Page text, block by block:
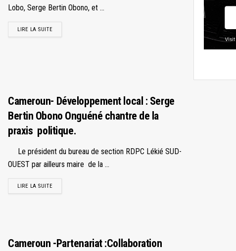
Lobo, Serge Bertin Obono, et ...
LIRE LA SUITE
Cameroun- Développement local : Serge
Bertin Obono Onguéné chantre de la
praxis politique.
Le président du bureau de section RDPC Lékié SUD-
OUEST par ailleurs maire de la ...
LIRE LA SUITE
Cameroun -Partenariat :Collaboration